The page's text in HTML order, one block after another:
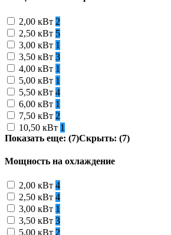
2,00 кВт 2
2,50 кВт 5
3,00 кВт 1
3,50 кВт 3
4,00 кВт 1
5,00 кВт 1
5,50 кВт 4
6,00 кВт 1
7,50 кВт 2
10,50 кВт 1
Показать еще: (7)Скрыть: (7)
Мощность на охлаждение
2,00 кВт 4
2,50 кВт 4
3,00 кВт 1
3,50 кВт 3
5,00 кВт 2